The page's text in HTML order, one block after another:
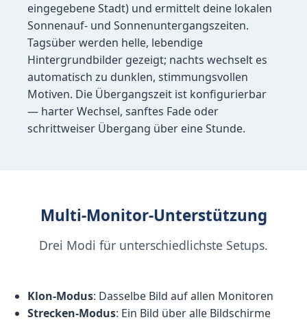
eingegebene Stadt) und ermittelt deine lokalen
Sonnenauf- und Sonnenuntergangszeiten.
Tagsüber werden helle, lebendige
Hintergrundbilder gezeigt; nachts wechselt es
automatisch zu dunklen, stimmungsvollen
Motiven. Die Übergangszeit ist konfigurierbar
— harter Wechsel, sanftes Fade oder
schrittweiser Übergang über eine Stunde.
Multi-Monitor-Unterstützung
Drei Modi für unterschiedlichste Setups.
Klon-Modus: Dasselbe Bild auf allen Monitoren
Strecken-Modus: Ein Bild über alle Bildschirme